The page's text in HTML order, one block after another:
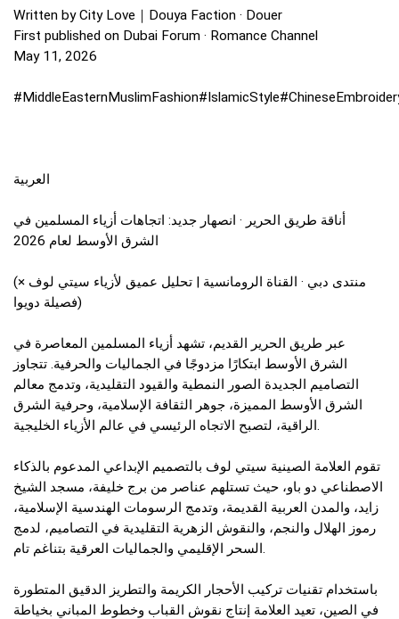
Written by City Love｜Douya Faction · Douer
First published on Dubai Forum · Romance Channel
May 11, 2026
العربية
أناقة طريق الحرير · انصهار جديد: اتجاهات أزياء المسلمين في
الشرق الأوسط لعام 2026
(منتدى دبي · القناة الرومانسية | تحليل عميق لأزياء سيتي لوف ×
فصيلة دويوا)
عبر طريق الحرير القديم، تشهد أزياء المسلمين المعاصرة في
الشرق الأوسط ابتكارًا مزدوجًا في الجماليات والحرفية. تتجاوز
التصاميم الجديدة الصور النمطية والقيود التقليدية، وتدمج معالم
الشرق الأوسط المميزة، جوهر الثقافة الإسلامية، وحرفية الشرق
الراقية، لتصبح الاتجاه الرئيسي في عالم الأزياء الخليجية.
تقوم العلامة الصينية سيتي لوف بالتصميم الإبداعي المدعوم بالذكاء
الاصطناعي دو باو، حيث تستلهم عناصر من برج خليفة، مسجد الشيخ
زايد، والمدن العربية القديمة، وتدمج الرسومات الهندسية الإسلامية،
رموز الهلال والنجم، والنقوش الزهرية التقليدية في التصاميم، لدمج
السحر الإقليمي والجماليات العرقية بتناغم تام.
باستخدام تقنيات تركيب الأحجار الكريمة والتطريز الدقيق المتطورة
في الصين، تعيد العلامة إنتاج نقوش القباب وخطوط المباني بخياطة